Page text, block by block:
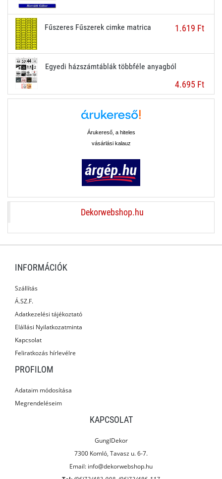
Fűszeres Fűszerek cimke matrica 1.619 Ft
Egyedi házszámtáblák többféle anyagból
4.695 Ft
Árukereső, a hiteles
vásárlási kalauz
Dekorwebshop.hu
INFORMÁCIÓK
Szállítás
Á.SZ.F.
Adatkezelési tájékoztató
Elállási Nyilatkozatminta
Kapcsolat
Feliratkozás hírlevélre
PROFILOM
Adataim módosítása
Megrendeléseim
KAPCSOLAT
GunglDekor
7300 Komló, Tavasz u. 6-7.
Email: info@dekorwebshop.hu